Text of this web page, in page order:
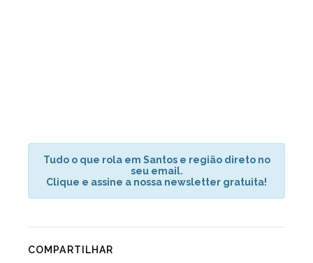
Tudo o que rola em Santos e região direto no
seu email.
Clique e assine a nossa newsletter gratuita!
COMPARTILHAR